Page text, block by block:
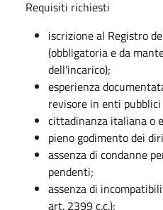
Requisiti richiesti
iscrizione al Registro
(obbligatoria e da
dell’incarico);
esperienza
revisore in enti
cittadinanza italiana o
pieno godimento dei
assenza di condanne
pendenti;
assenza di
art. 2399 c.c.);